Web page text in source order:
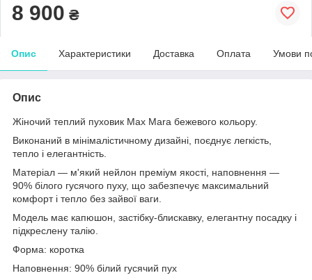
8 900 ₴
Опис Характеристики Доставка Оплата Умови
Опис
Жіночий теплий пуховик Max Mara бежевого кольору.
Виконаний в мінімалістичному дизайні, поєднує легкість,
тепло і елегантність.
Матеріал — м'який нейлон преміум якості, наповнення —
90% білого гусячого пуху, що забезпечує максимальний
комфорт і тепло без зайвої ваги.
Модель має капюшон, застібку-блискавку, елегантну посадку і
підкреслену талію.
Форма: коротка
Наповнення: 90% білий гусячий пух